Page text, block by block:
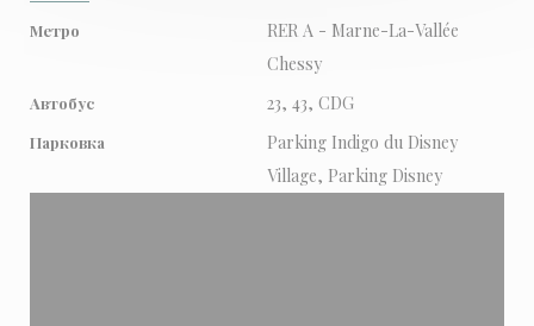
Метро
RER A - Marne-La-Vallée
Chessy
Автобус 23, 43, CDG
Парковка
Parking Indigo du Disney
Village, Parking Disney